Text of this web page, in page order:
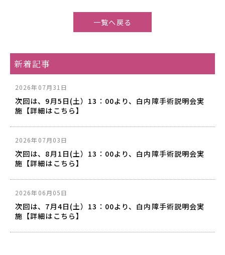
一覧へ戻る
新着記事
2026年07月31日
次回は、9月5日(土）13：00より、白内障手術説明会実
施【詳細はこちら】
2026年07月03日
次回は、8月1日(土）13：00より、白内障手術説明会実
施【詳細はこちら】
2026年06月05日
次回は、7月4日(土）13：00より、白内障手術説明会実
施【詳細はこちら】